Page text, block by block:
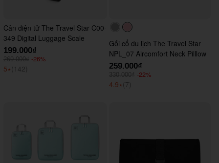
Cân điện tử The Travel Star C00-
349 Digital Luggage Scale
199.000₫
269.000₫ -26%
5⭑ (142)
#acacac#ffc0cb
Gối cổ du lịch The Travel Star
NPL_07 Aircomfort Neck Pilllow
259.000₫
330.000₫ -22%
4.9⭑ (7)